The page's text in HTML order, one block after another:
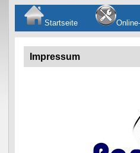
Startseite
Impressum